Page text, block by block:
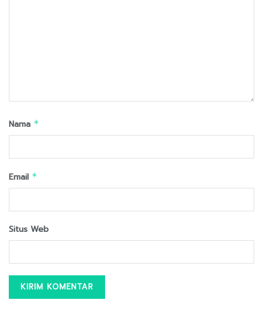
Nama *
Email *
Situs Web